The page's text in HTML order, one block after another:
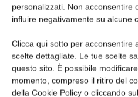
personalizzati. Non acconsentire
influire negativamente su alcune
Clicca qui sotto per acconsentire
scelte dettagliate. Le tue scelte
questo sito. È possibile
momento, compreso il ritiro del
della Cookie Policy o cliccando